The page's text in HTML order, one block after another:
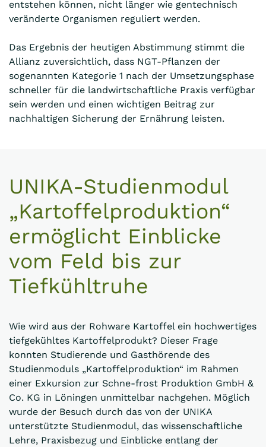
entstehen können, nicht länger wie gentechnisch
veränderte Organismen reguliert werden.
Das Ergebnis der heutigen Abstimmung stimmt die
Allianz zuversichtlich, dass NGT-Pflanzen der
sogenannten Kategorie 1 nach der Umsetzungsphase
schneller für die landwirtschaftliche Praxis verfügbar
sein werden und einen wichtigen Beitrag zur
nachhaltigen Sicherung der Ernährung leisten.
UNIKA-Studienmodul
„Kartoffelproduktion“
ermöglicht Einblicke
vom Feld bis zur
Tiefkühltruhe
Wie wird aus der Rohware Kartoffel ein hochwertiges
tiefgekühltes Kartoffelprodukt? Dieser Frage
konnten Studierende und Gasthörende des
Studienmoduls „Kartoffelproduktion“ im Rahmen
einer Exkursion zur Schne-frost Produktion GmbH &
Co. KG in Löningen unmittelbar nachgehen. Möglich
wurde der Besuch durch das von der UNIKA
unterstützte Studienmodul, das wissenschaftliche
Lehre, Praxisbezug und Einblicke entlang der